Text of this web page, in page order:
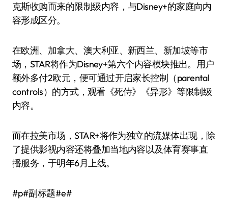
克斯收购而来的限制级内容，与Disney+的家庭向内
容形成区分。
在欧洲、加拿大、澳大利亚、新西兰、新加坡等市
场，STAR将作为Disney+第六个内容模块推出。用户
额外多付2欧元，便可通过开启家长控制（parental
controls）的方式，观看《死侍》《异形》等限制级
内容。
而在拉美市场，STAR+将作为独立的流媒体出现，除
了提供影视内容还将叠加当地内容以及体育赛事直
播服务，于明年6月上线。
#p#副标题#e#